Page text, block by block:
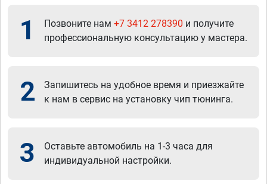
1 Позвоните нам +7 3412 278390 и получите
профессиональную консультацию у мастера.
2
Запишитесь на удобное время и приезжайте
к нам в сервис на установку чип тюнинга.
3
Оставьте автомобиль на 1-3 часа для
индивидуальной настройки.